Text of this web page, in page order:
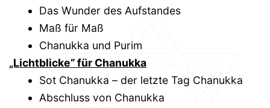
Das Wunder des Aufstandes
Maß für Maß
Chanukka und Purim
„Lichtblicke“ für Chanukka
Sot Chanukka – der letzte Tag Chanukka
Abschluss von Chanukka